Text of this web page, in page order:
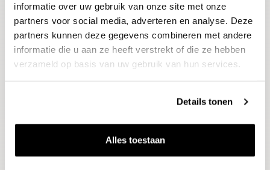
informatie over uw gebruik van onze site met onze
partners voor social media, adverteren en analyse. Deze
partners kunnen deze gegevens combineren met andere
informatie die u aan ze heeft verstrekt of die ze hebben
verzameld op basis van uw gebruik van hun services.
Details tonen
Alles toestaan
E-mailadres
Aanmelden